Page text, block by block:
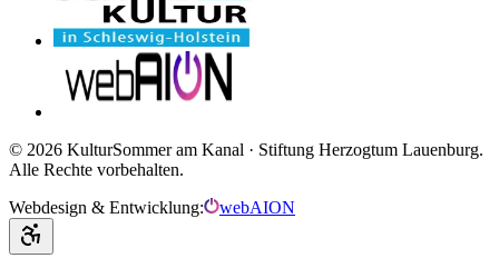
© 2026 KulturSommer am Kanal · Stiftung Herzogtum Lauenburg.
Alle Rechte vorbehalten.
Webdesign & Entwicklung:
webAION